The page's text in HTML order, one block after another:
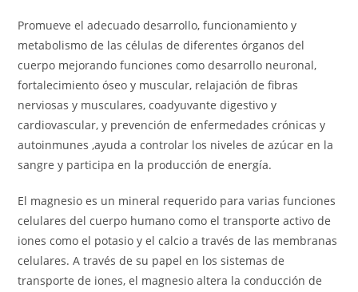
Promueve el adecuado desarrollo, funcionamiento y
metabolismo de las células de diferentes órganos del
cuerpo mejorando funciones como desarrollo neuronal,
fortalecimiento óseo y muscular, relajación de fibras
nerviosas y musculares, coadyuvante digestivo y
cardiovascular, y prevención de enfermedades crónicas y
autoinmunes ,ayuda a controlar los niveles de azúcar en la
sangre y participa en la producción de energía.
El magnesio es un mineral requerido para varias funciones
celulares del cuerpo humano como el transporte activo de
iones como el potasio y el calcio a través de las membranas
celulares. A través de su papel en los sistemas de
transporte de iones, el magnesio altera la conducción de